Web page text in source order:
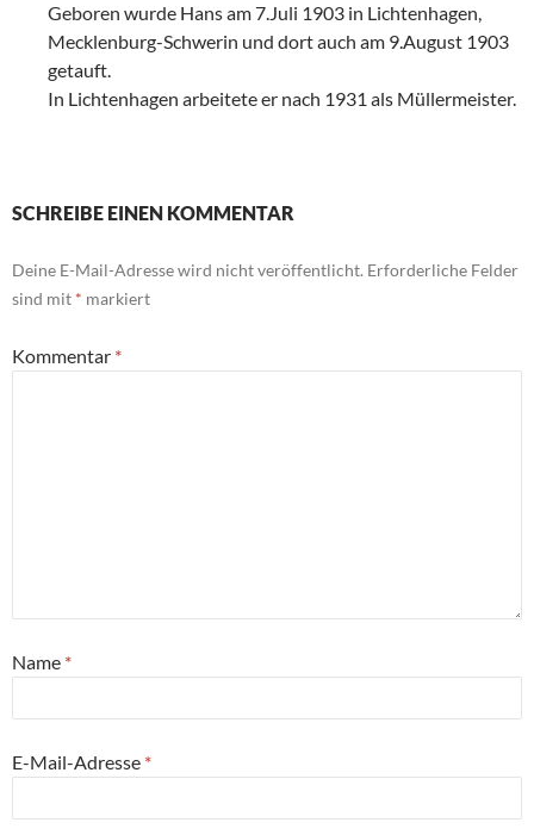
Geboren wurde Hans am 7.Juli 1903 in Lichtenhagen,
Mecklenburg-Schwerin und dort auch am 9.August 1903
getauft.
In Lichtenhagen arbeitete er nach 1931 als Müllermeister.
SCHREIBE EINEN KOMMENTAR
Deine E-Mail-Adresse wird nicht veröffentlicht. Erforderliche Felder
sind mit * markiert
Kommentar *
Name *
E-Mail-Adresse *